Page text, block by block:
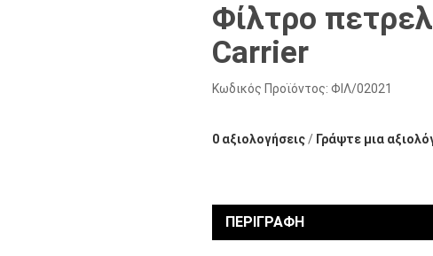
Φίλτρο
Carrier
Κωδικός Προϊόντος: ΦΙΛ/02021
0 αξιολογήσεις/ Γράψτε μια
ΠΕΡΙΓΡΑΦΉ